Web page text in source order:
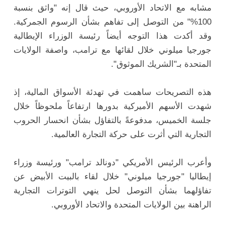
مشابه مع الاتحاد الأوروبي، حيث قال إنه "واثق بنسبة
100%" من التوصل إلى تفاهم بشأن الرسوم الجمركية.
وقد أكدت هذا التوجه أيضاً رئيسة الوزراء الإيطالية
جورجيا ميلوني خلال لقائها مع ترامب، واصفة الولايات
المتحدة بـ"الشريك الموثوق".
هذه التصريحات ساهمت في تهدئة الأسواق المالية، إذ
شهدت الأسهم الأميركية بدورها ارتفاعاً ملحوظاً خلال
جلسة الخميس، مدفوعةً بالتفاؤل بشأن انحسار الحروب
التجارية التي أثرت على حركة التجارة العالمية.
وأعرب الرئيس الأمريكي "دونالد ترامب" ورئيسة وزراء
إيطاليا "جورجيا ميلوني" خلال لقاء بالبيت الأبيض عن
تفاؤلهما بشأن التوصل لحل ينهي التوترات التجارية
الراهنة بين الولايات المتحدة والاتحاد الأوروبي.